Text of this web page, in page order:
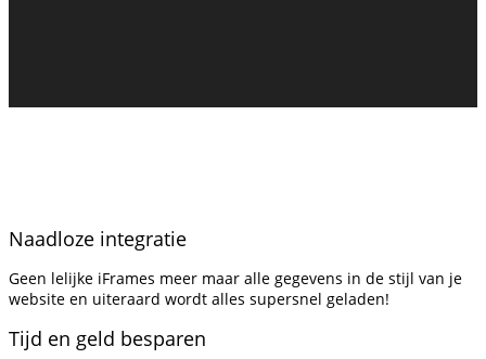
Naadloze integratie
Geen lelijke iFrames meer maar alle gegevens in de stijl van je
website en uiteraard wordt alles supersnel geladen!
Tijd en geld besparen